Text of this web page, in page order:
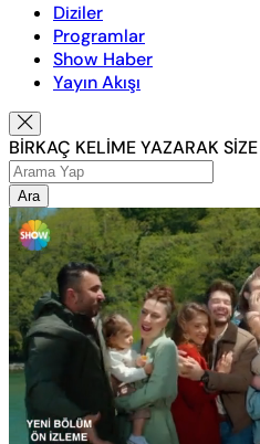
Diziler
Programlar
Show Haber
Yayın Akışı
BİRKAÇ KELİME YAZARAK
Ara
83.83%